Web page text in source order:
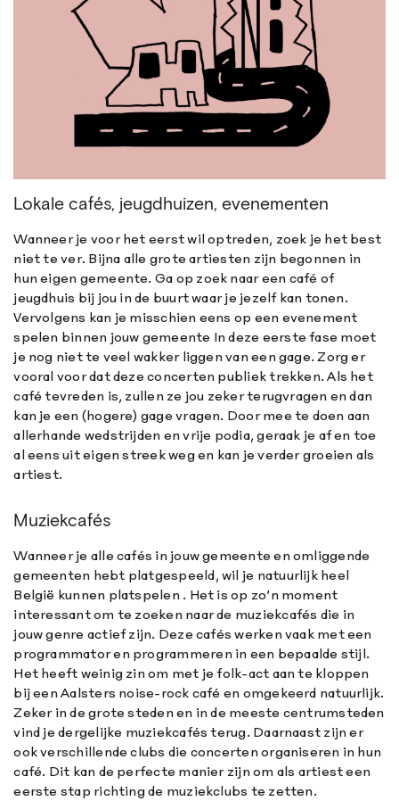
Lokale cafés, jeugdhuizen, evenementen
Wanneer je voor het eerst wil optreden, zoek je het best
niet te ver. Bijna alle grote artiesten zijn begonnen in
hun eigen gemeente. Ga op zoek naar een café of
jeugdhuis bij jou in de buurt waar je jezelf kan tonen.
Vervolgens kan je misschien eens op een evenement
spelen binnen jouw gemeente In deze eerste fase moet
je nog niet te veel wakker liggen van een gage. Zorg er
vooral voor dat deze concerten publiek trekken. Als het
café tevreden is, zullen ze jou zeker terugvragen en dan
kan je een (hogere) gage vragen. Door mee te doen aan
allerhande wedstrijden en vrije podia, geraak je af en toe
al eens uit eigen streek weg en kan je verder groeien als
artiest.
Muziekcafés
Wanneer je alle cafés in jouw gemeente en omliggende
gemeenten hebt platgespeeld, wil je natuurlijk heel
België kunnen platspelen . Het is op zo’n moment
interessant om te zoeken naar de muziekcafés die in
jouw genre actief zijn. Deze cafés werken vaak met een
programmator en programmeren in een bepaalde stijl.
Het heeft weinig zin om met je folk-act aan te kloppen
bij een Aalsters noise-rock café en omgekeerd natuurlijk.
Zeker in de grote steden en in de meeste centrumsteden
vind je dergelijke muziekcafés terug. Daarnaast zijn er
ook verschillende clubs die concerten organiseren in hun
café. Dit kan de perfecte manier zijn om als artiest een
eerste stap richting de muziekclubs te zetten.